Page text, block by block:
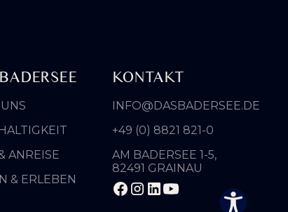
Sättigung
Überschriften
Bildschirmleser Lesemodus
+
ANREISE
& ERLEBEN
KONTAKT
INFO@DASBADERSEE.DE
+49 (0) 8821 821-0
AM BADERSEE 1-5,
82491 GRAINAU